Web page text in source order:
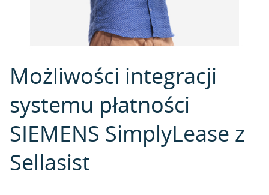
Możliwości integracji
systemu płatności
SIEMENS SimplyLease z
Sellasist